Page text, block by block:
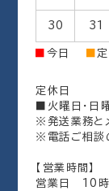
30 31
今日
定休日
■火曜日・日
※発送業務と
※電話ご相談
【営業時間】
営業日 10